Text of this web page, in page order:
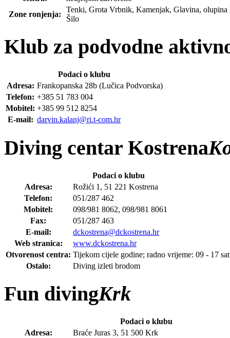
Zone ronjenja:
Tenki, Grota Vrbnik, Kamenjak, Glavina, olupina
Šilo
Klub za podvodne
Podaci o klubu
Adresa: Frankopanska 28b (Lučica Podvorska)
Telefon: +385 51 783 004
Mobitel: +385 99 512 8254
E-mail: darvin.kalanj@ri.t-com.hr
Diving centar Kostrena
Podaci o klubu
Adresa:
Rožići 1, 51 221 Kostrena
Telefon:
051/287 462
Mobitel:
098/981 8062, 098/981 8061
Fax:
051/287 463
E-mail:
dckostrena@dckostrena.hr
Web stranica:
www.dckostrena.hr
Otvorenost centra: Tijekom cijele godine; radno vrijeme: 09 - 17
Ostalo:
Diving izleti brodom
Fun divingKrk
Podaci o klubu
Adresa:
Braće Juras 3, 51 500 Krk